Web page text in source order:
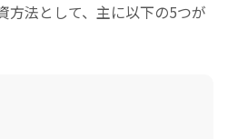
方法として、主に以下の5つが